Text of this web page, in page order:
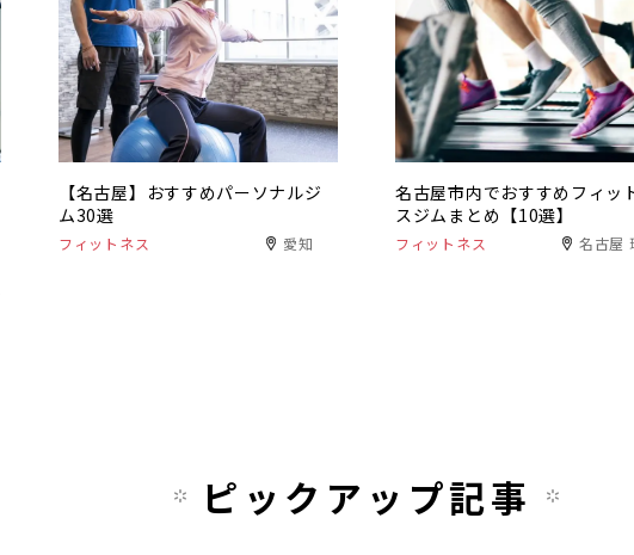
【名古屋】おすすめパーソナルジ
ム30選
フィットネス 愛知
名古屋市内でおすすめフィッ
スジムまとめ【10選】
フィットネス 名古屋
ピックアップ記事